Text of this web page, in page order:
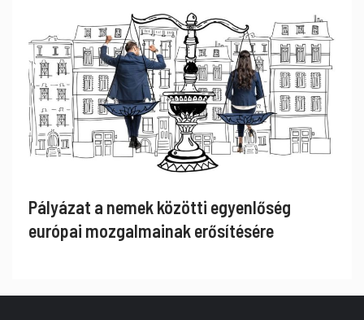
Pályázat a nemek közötti egyenlőség
európai mozgalmainak erősítésére